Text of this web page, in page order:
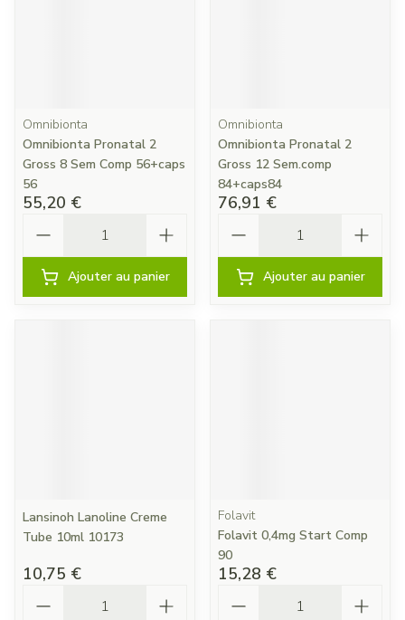
Omnibionta
Omnibionta Pronatal 2
Gross 8 Sem Comp 56+caps
56
55,20 €
Ajouter au panier
Omnibionta
Omnibionta Pronatal 2
Gross 12 Sem.comp
84+caps84
76,91 €
Ajouter au panier
Lansinoh Lanoline Creme
Tube 10ml 10173
10,75 €
Folavit
Folavit 0,4mg Start Comp
90
15,28 €